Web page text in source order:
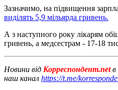
Зазначимо, на підвищення
виділять 5,9 мільярда гривень.
А з наступного року лікарям
гривень, а медсестрам - 17-18
Новини від Корреспондент.netв
наш канал https://t.me/